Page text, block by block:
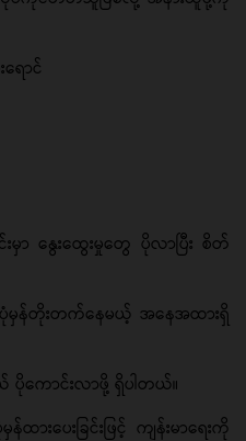
ောင်
မှာ နွေးထွေးမှုတွေ ပိုလာပြီး စိတ်
မှန်တိုးတက်နေမယ့် အနေအထားရှိ
ပိုကောင်းလာဖို့ ရှိပါတယ်။
ားပေးခြင်းဖြင့် ကျန်းမာရေးကို